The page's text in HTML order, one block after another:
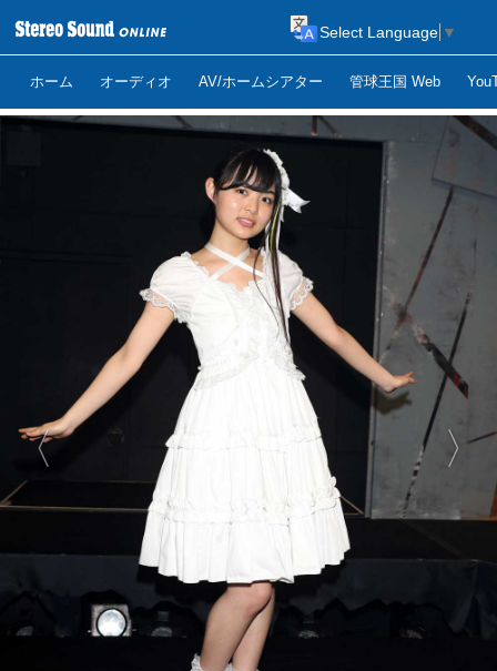
ホーム オーディオ AV/ホームシアター 管球王国 Web
Select Language ▼